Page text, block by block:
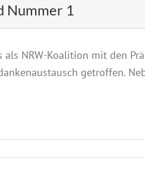
Nummer 1
als NRW-Koalition mit den
getroffen.